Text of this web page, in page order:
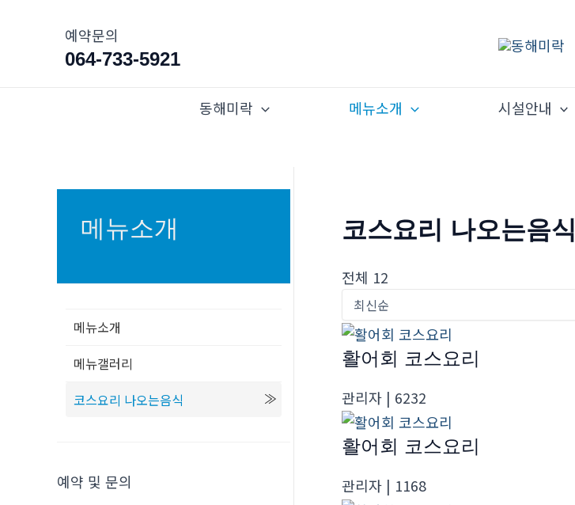
예약문의
064-733-5921
동해미락 메뉴소개 시설안내
메뉴소개
메뉴소개
메뉴갤러리
코스요리 나오는음식
예약 및 문의
코스요리 나오는음식
전체 12
활어회 코스요리
관리자 | 6232
활어회 코스요리
관리자 | 1168